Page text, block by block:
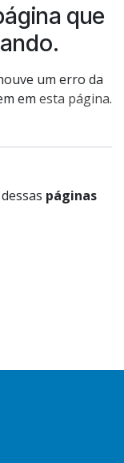
que
um erro da
em esta página.
páginas